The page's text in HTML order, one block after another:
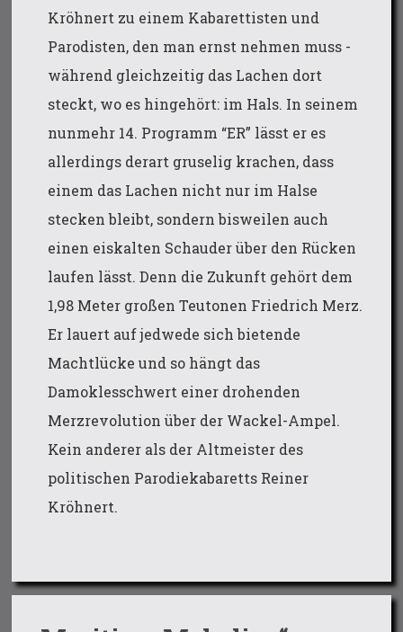
Kröhnert zu einem Kabarettisten und
Parodisten, den man ernst nehmen muss -
während gleichzeitig das Lachen dort
steckt, wo es hingehört: im Hals. In seinem
nunmehr 14. Programm “ER” lässt er es
allerdings derart gruselig krachen, dass
einem das Lachen nicht nur im Halse
stecken bleibt, sondern bisweilen auch
einen eiskalten Schauder über den Rücken
laufen lässt. Denn die Zukunft gehört dem
1,98 Meter großen Teutonen Friedrich Merz.
Er lauert auf jedwede sich bietende
Machtlücke und so hängt das
Damoklesschwert einer drohenden
Merzrevolution über der Wackel-Ampel.
Kein anderer als der Altmeister des
politischen Parodiekabaretts Reiner
Kröhnert.